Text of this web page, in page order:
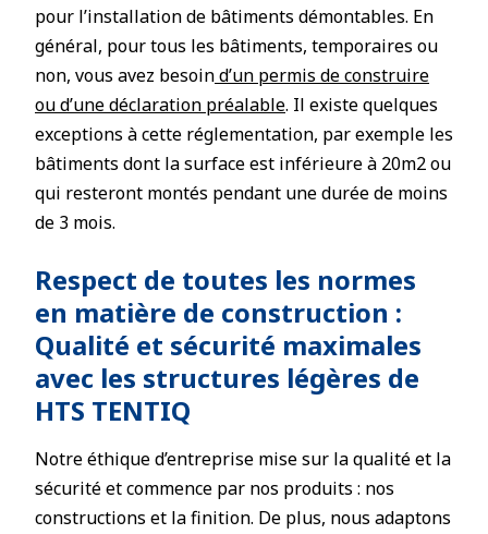
pour l’installation de bâtiments démontables. En
général, pour tous les bâtiments, temporaires ou
non, vous avez besoind’un permis de construire
ou d’une déclaration préalable. Il existe quelques
exceptions à cette réglementation, par exemple les
bâtiments dont la surface est inférieure à 20m2 ou
qui resteront montés pendant une durée de moins
de 3 mois.
Respect de toutes les normes
en matière de construction :
Qualité et sécurité maximales
avec les structures légères de
HTS TENTIQ
Notre éthique d’entreprise mise sur la qualité et la
sécurité et commence par nos produits : nos
constructions et la finition. De plus, nous adaptons